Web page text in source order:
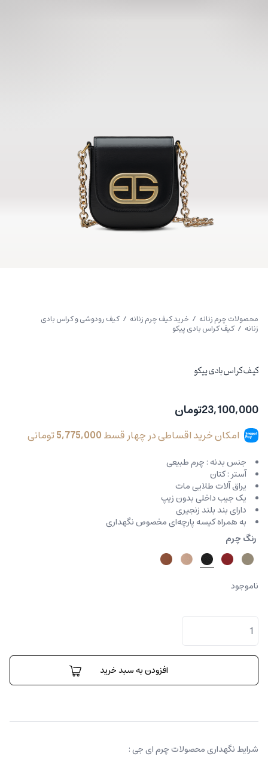
محصولات چرم زنانه / خرید کیف چرم زنانه / کیف رودوشی و کراس بادی
زنانه / کیف کراس بادی پیکو
کیف کراس بادی پیکو
23,100,000تومان
امکان خرید اقساطی در چهار قسط5,775,000تومانی
جنس بدنه : چرم طبیعی
آستر : کتان
یراق آلات طلایی مات
یک جیب داخلی بدون زیپ
دارای بند بلند زنجیری
به همراه کیسه پارچه‌ای مخصوص نگهداری
رنگ چرم
ناموجود
کیف
کراس
بادی
پیکو
افزودن به سبد خرید
شرایط نگهداری محصولات چرم ای جی :